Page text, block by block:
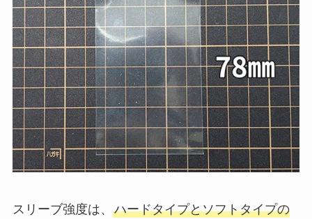
スリーブ強度は、 ハードタイプとソフトタイプの